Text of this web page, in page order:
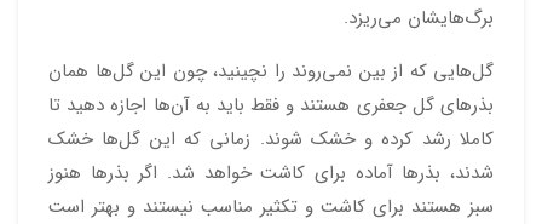
برگ‌هایشان می‌ریزد.
گل‌هایی که از بین نمی‌روند را نچینید، چون این گل‌ها همان
بذرهای گل جعفری هستند و فقط باید به آن‌ها اجازه دهید تا
کاملا رشد کرده و خشک شوند. زمانی که این گل‌ها خشک
شدند، بذرها آماده برای کاشت خواهد شد. اگر بذرها هنوز
سبز هستند برای کاشت و تکثیر مناسب نیستند و بهتر است